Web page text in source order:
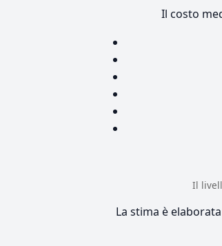
Il costo
Il
La stima è